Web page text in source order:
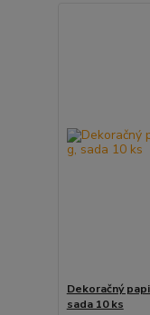
Dekoračný
sada 10 ks